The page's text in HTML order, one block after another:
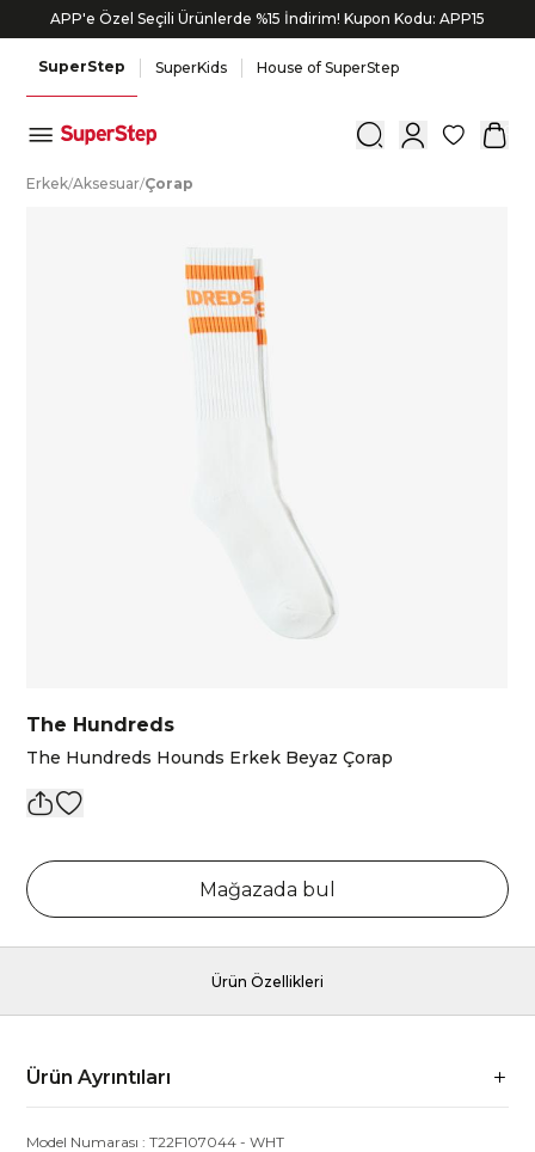
APP'e Özel Seçili Ürünlerde %15 İndirim! Kupon Kodu: APP15
SuperStep SuperKids House of SuperStep
0
Erkek/Aksesuar/Çorap
The Hundreds
The Hundreds Hounds Erkek Beyaz Çorap
Mağazada bul
Ürün Özellikleri
Ürün Ayrıntıları
Model Numarası :T22F107044 -WHT